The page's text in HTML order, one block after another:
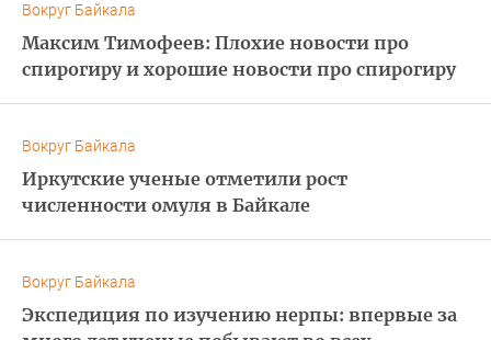
Вокруг Байкала
Максим Тимофеев: Плохие новости про
спирогиру и хорошие новости про спирогиру
Вокруг Байкала
Иркутские ученые отметили рост
численности омуля в Байкале
Вокруг Байкала
Экспедиция по изучению нерпы: впервые за